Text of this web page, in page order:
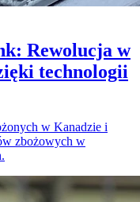
Rewolucja w
technologii
w Kanadzie i
zbożowych w